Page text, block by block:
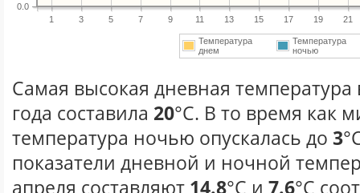
1 3 5 7 9 11 13 15 17 19 21
0.0
Температура
днем
Температура
ночью
Самая высокая дневная температура
года составила 20°С. В то время как
температура ночью опускалась до 3
показатели дневной и ночной
апреля составляют 14.8°С и 7.6°С